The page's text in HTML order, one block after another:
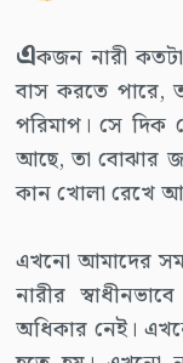
একজন নারী কতটা
বাস করতে পারে,
পরিমাপ। সে
আছে, তা বোঝার
কান খোলা রেখে
এখনো আমাদের
নারীর
অধিকার নেই।